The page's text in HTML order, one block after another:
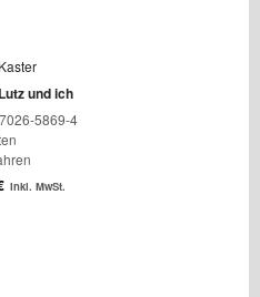
und ich
5869-4
inkl. MwSt.